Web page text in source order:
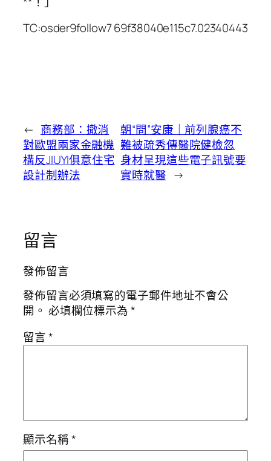
TC:osder9follow7 69f38040e115c7.02340443
← 商務部：撤消
對歐盟兩家金融機
構反JIUYI俱意住宅
設計制辦法
朝“問”安康｜前列腺癌不
難被疏秀傳醫院健檢忽
身材呈現這些電子訊號要
實時就醫 →
留言
發佈留言
發佈留言必須填寫的電子郵件地址不會公
開。 必填欄位標示為*
留言*
顯示名稱*